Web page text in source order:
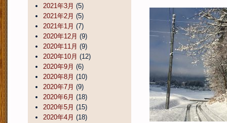
2021年3月 (5)
2021年2月 (5)
2021年1月 (7)
2020年12月 (9)
2020年11月 (9)
2020年10月 (12)
2020年9月 (6)
2020年8月 (10)
2020年7月 (9)
2020年6月 (18)
2020年5月 (15)
2020年4月 (18)